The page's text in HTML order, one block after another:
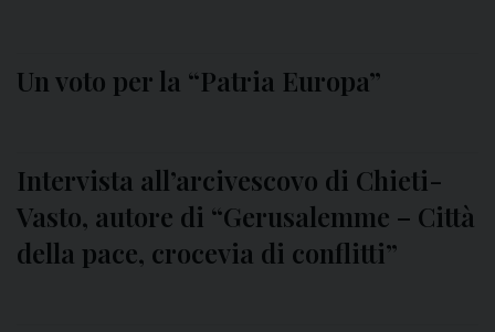
Un voto per la “Patria Europa”
Intervista all’arcivescovo di Chieti-
Vasto, autore di “Gerusalemme – Città
della pace, crocevia di conflitti”